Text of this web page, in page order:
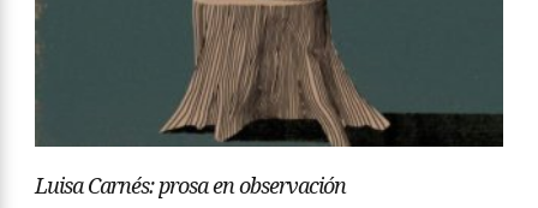
Luisa Carnés: prosa en observación